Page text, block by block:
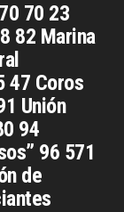
70 23
82 Marina
47 Coros
Unión
94
96 571
de